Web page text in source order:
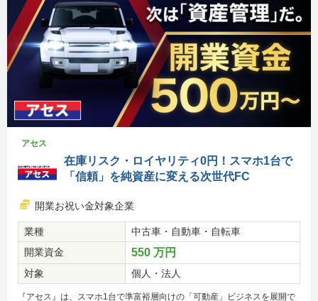
アセス
在庫リスク・ロイヤリティ0円！スマホ1台で
「信頼」を純資産に変える次世代FC
開業お祝い金対象企業
業種
中古車・自動車・自転車
開業資金
550 万円
対象 個人・法人
『アセス』は、スマホ1台で準富裕層向けの「可動産」ビジネスを展開で